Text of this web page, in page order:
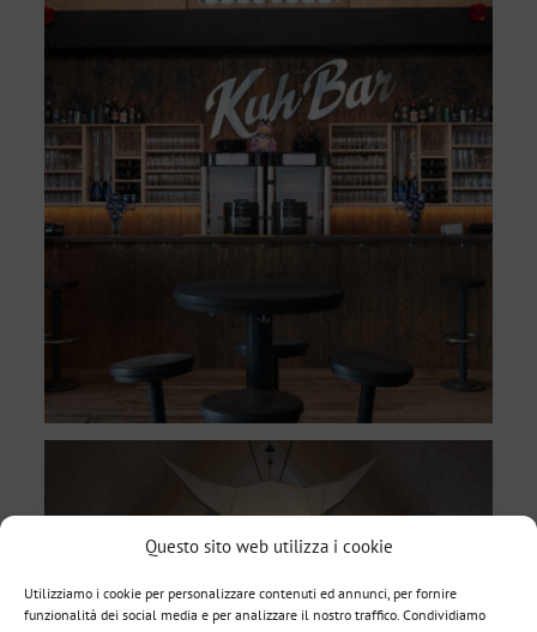
Questo sito web utilizza i cookie
Utilizziamo i cookie per personalizzare contenuti ed annunci, per fornire
funzionalità dei social media e per analizzare il nostro traffico. Condividiamo